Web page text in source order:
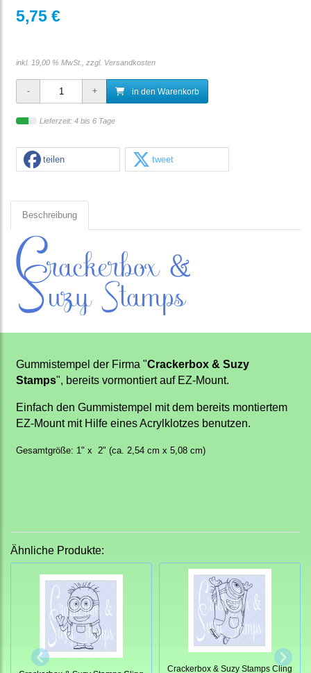
5,75 €
inkl. 19,00 % MwSt., zzgl. Versandkosten
in den Warenkorb
Lieferzeit: 4 bis 6 Tage
teilen tweet
Beschreibung
Gummistempel der Firma "Crackerbox & Suzy
Stamps", bereits vormontiert auf EZ-Mount.
Einfach den Gummistempel mit dem bereits montiertem
EZ-Mount mit Hilfe eines Acrylklotzes benutzen.
Gesamtgröße: 1" x 2" (ca. 2,54 cm x 5,08 cm)
Ähnliche Produkte:
Crackerbox & Suzy Stamps Cling